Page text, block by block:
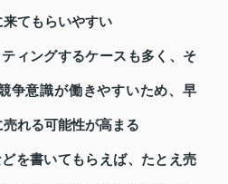
てもらいやすい
ィングするケースも多く、そ
争意識が働きやすいため、早
れる可能性が高まる
を書いてもらえば、たとえ売